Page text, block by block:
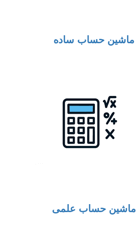
ماشین حساب ساده
ماشین حساب علمی